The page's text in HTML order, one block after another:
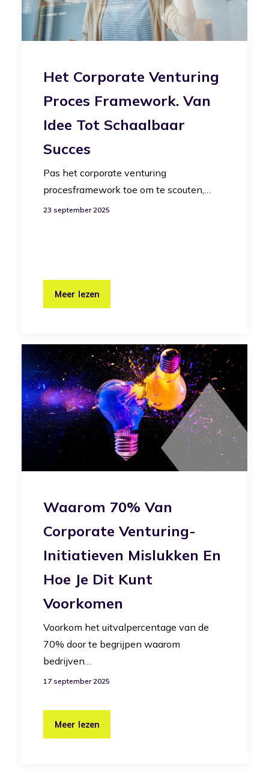
Het Corporate Venturing
Proces Framework. Van
Idee Tot Schaalbaar
Succes
Pas het corporate venturing
procesframework toe om te scouten,…
23 september 2025
Meer lezen
Waarom 70% Van
Corporate Venturing-
Initiatieven Mislukken En
Hoe Je Dit Kunt
Voorkomen
Voorkom het uitvalpercentage van de
70% door te begrijpen waarom
bedrijven…
17 september 2025
Meer lezen